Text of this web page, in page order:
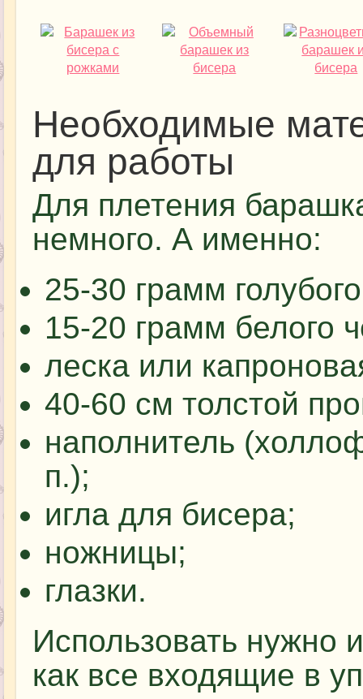
Необходимые
для работы
Для плетения
немного. А именно:
25-30 грамм
15-20 грамм белого
леска или
40-60 см толстой
наполнитель
п.);
игла для бисера;
ножницы;
глазки.
Использовать нужно
как все входящие в